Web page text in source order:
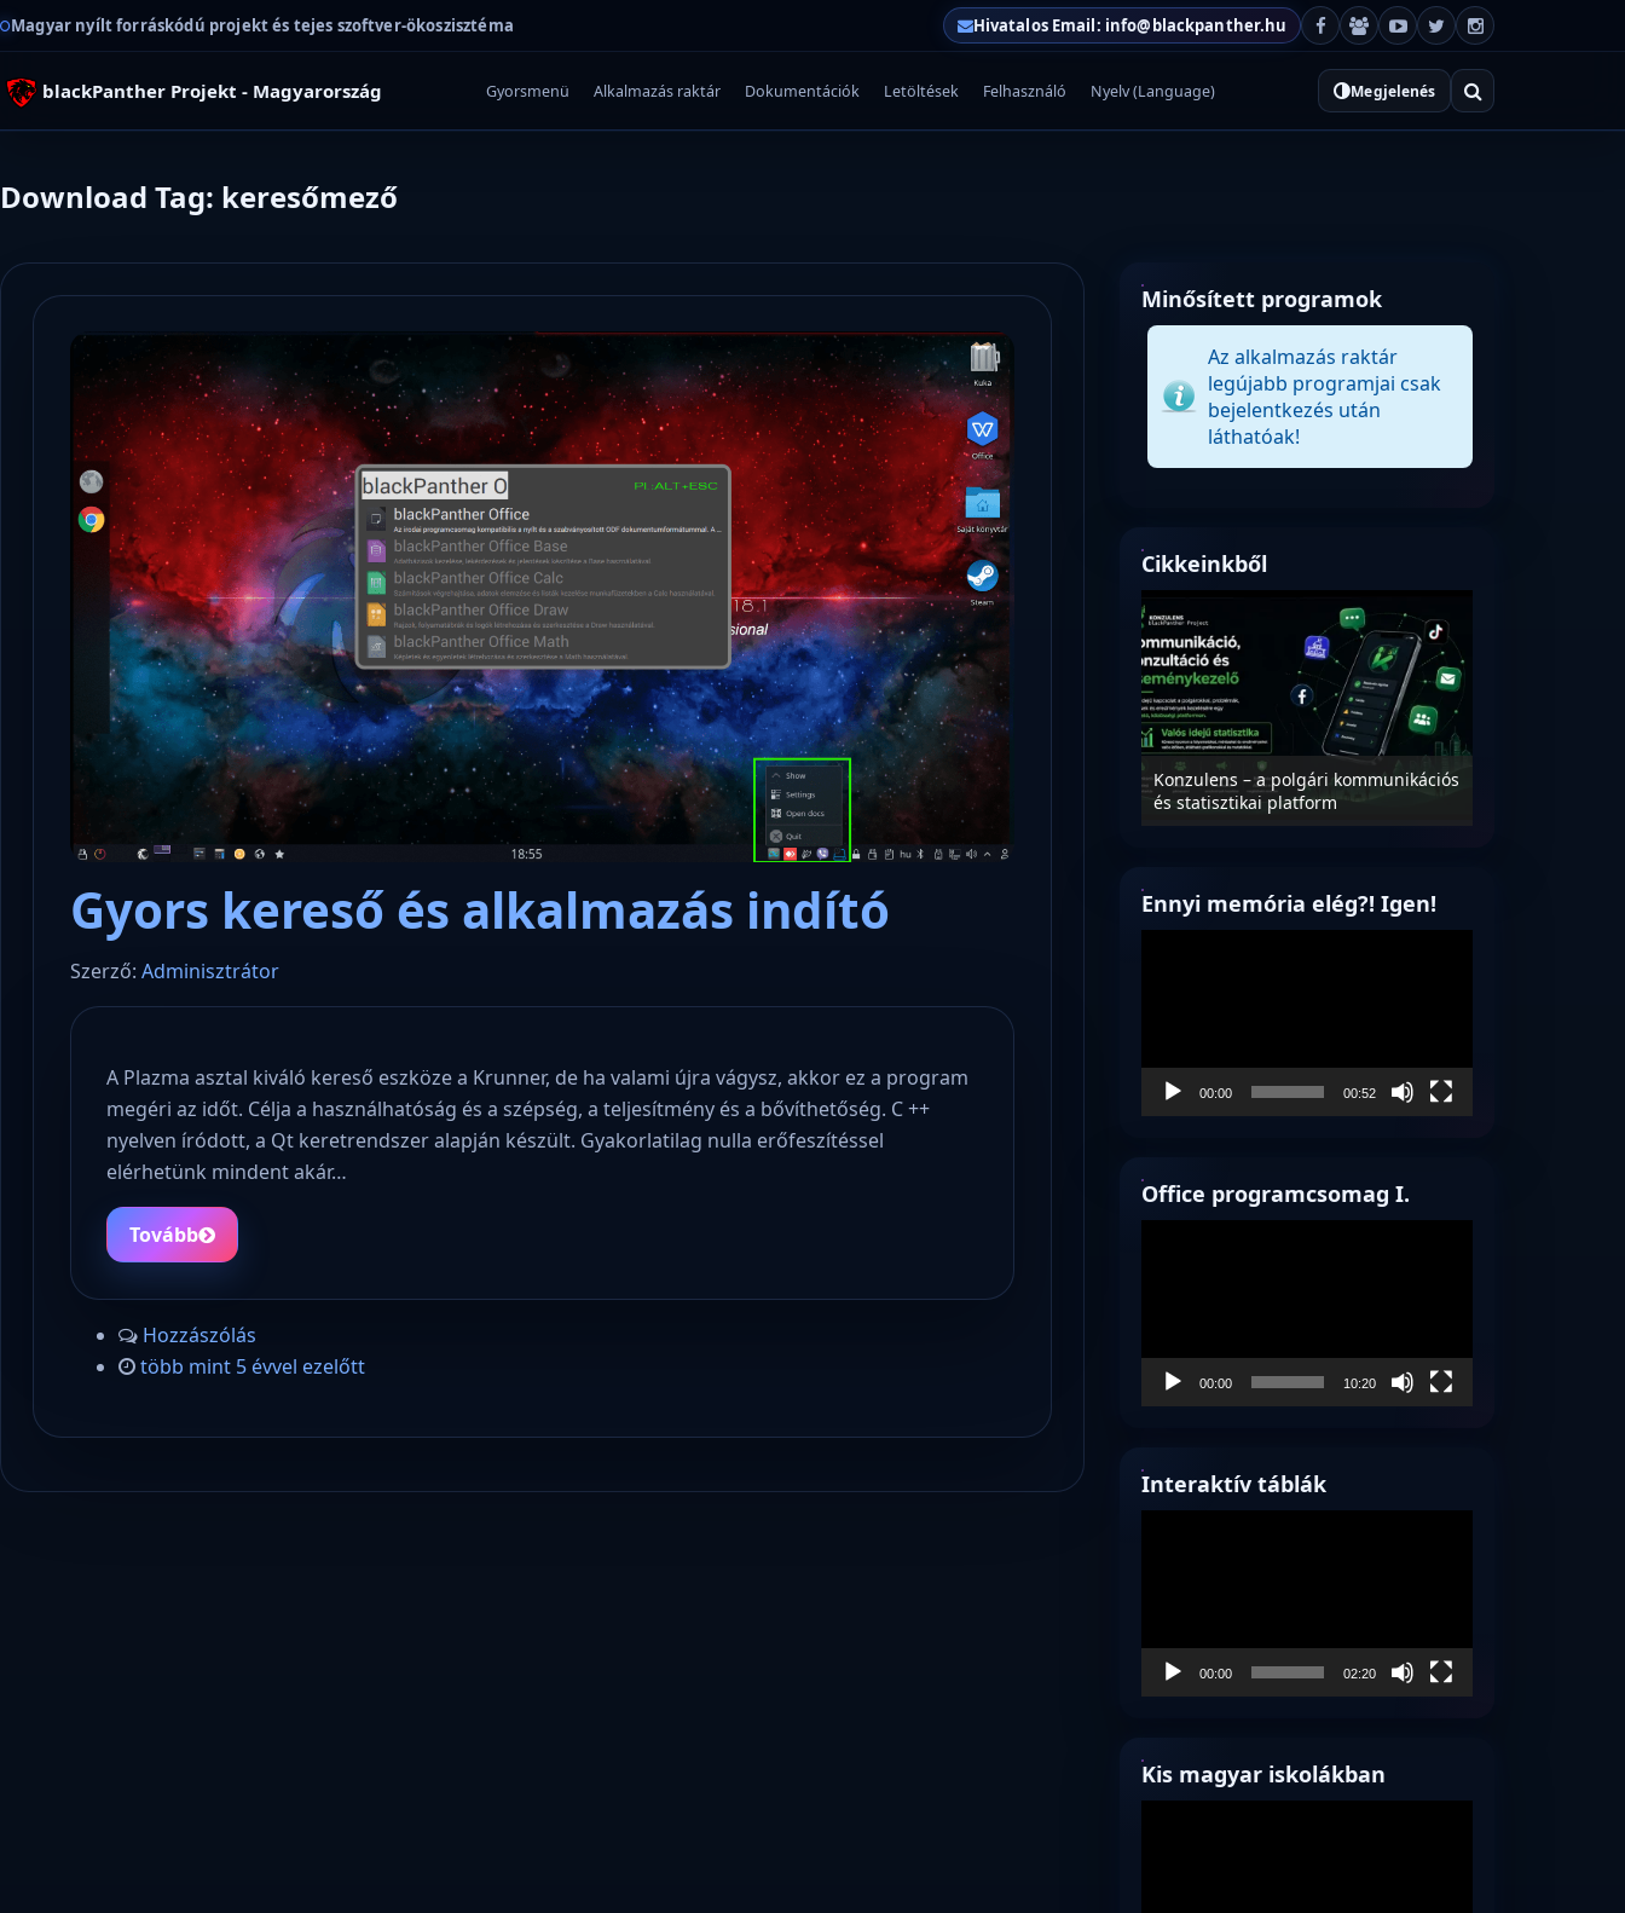
Magyar nyílt forráskódú projekt és tejes szoftver-ökoszisztéma Hivatalos Email: info@blackpanther.hu
blackPanther Projekt - Magyarország Gyorsmenü Alkalmazás raktár Dokumentációk Letöltések Felhasználó Nyelv (Language) Megjelenés
Download Tag: keresőmező
Gyors kereső és alkalmazás indító
Szerző: Adminisztrátor
A Plazma asztal kiváló kereső eszköze a Krunner, de ha valami újra vágysz, akkor ez a program
megéri az időt. Célja a használhatóság és a szépség, a teljesítmény és a bővíthetőség. C ++
nyelven íródott, a Qt keretrendszer alapján készült. Gyakorlatilag nulla erőfeszítéssel
elérhetünk mindent akár…
Tovább
Hozzászólás
több mint 5 évvel ezelőtt
Minősített programok
Az alkalmazás raktár
legújabb programjai csak
bejelentkezés után
láthatóak!
Cikkeinkből
Microsoft odaadta a kulcsokat a
hatóságoknak, hogy visszafejthessék
az adatokat.
Konzulens – a polgári kommunikációs
és statisztikai platform
Ennyi memória elég?! Igen!
00:00 00:52
Office programcsomag I.
00:00 10:20
Interaktív táblák
00:00 02:20
Kis magyar iskolákban